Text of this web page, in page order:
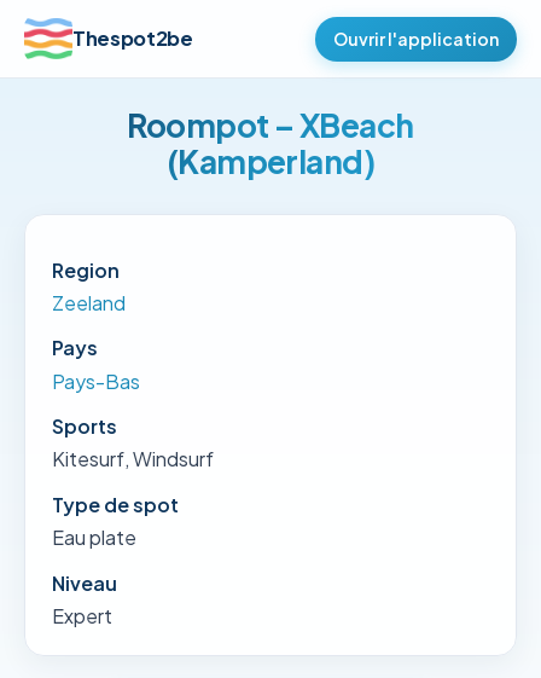
Thespot2be Ouvrir l'application
Roompot – XBeach
(Kamperland)
Region
Zeeland
Pays
Pays-Bas
Sports
Kitesurf, Windsurf
Type de spot
Eau plate
Niveau
Expert